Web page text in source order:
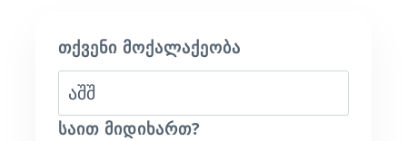
ᲗᲥᲕᲔᲜᲘ ᲛᲝᲥᲐᲚᲐᲥᲔᲝᲑᲐ
ᲡᲐᲘᲗ ᲛᲘᲓᲘᲮᲐᲠᲗ?